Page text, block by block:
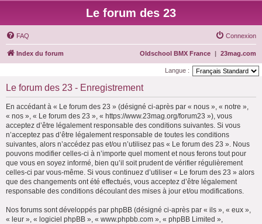
Le forum des 23
FAQ Connexion
Index du forum 23mag.com
|
Oldschool BMX France
Langue :
Le forum des 23 - Enregistrement
En accédant à « Le forum des 23 » (désigné ci-après par « nous », « notre »,
« nos », « Le forum des 23 », « https://www.23mag.org/forum23 »), vous
acceptez d’être légalement responsable des conditions suivantes. Si vous
n’acceptez pas d’être légalement responsable de toutes les conditions
suivantes, alors n’accédez pas et/ou n’utilisez pas « Le forum des 23 ». Nous
pouvons modifier celles-ci à n’importe quel moment et nous ferons tout pour
que vous en soyez informé, bien qu’il soit prudent de vérifier régulièrement
celles-ci par vous-même. Si vous continuez d’utiliser « Le forum des 23 » alors
que des changements ont été effectués, vous acceptez d’être légalement
responsable des conditions découlant des mises à jour et/ou modifications.
Nos forums sont développés par phpBB (désigné ci-après par « ils », « eux »,
« leur », « logiciel phpBB », « www.phpbb.com », « phpBB Limited »,